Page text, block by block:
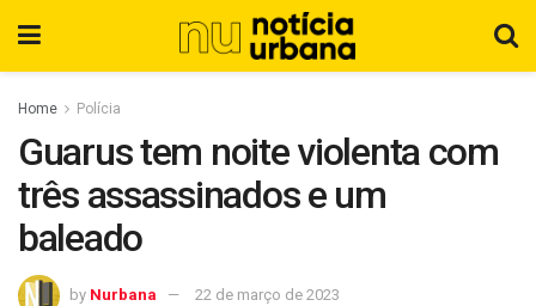
Home Polícia
Guarus tem noite violenta com
três assassinados e um
baleado
by Nurbana 22 de março de 2023